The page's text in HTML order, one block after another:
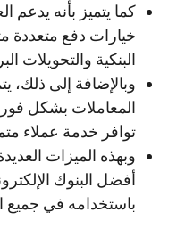
كما يتميز بأنه يدعم
خيارات دفع متعددة
البنكية والتحويلات
وبالإضافة إلى ذلك،
المعاملات بشكل
توافر خدمة عملاء
وبهذه الميزات
أفضل البنوك
باستخدامه في جميع